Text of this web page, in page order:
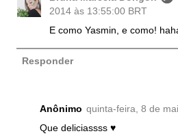
2014 às 13:55:00 BRT
E como Yasmin, e como!
Responder
Anônimo quinta-feira, 8 de
Que deliciassss ♥